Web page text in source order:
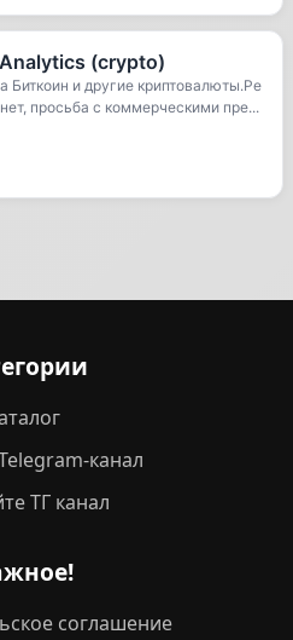
(crypto)
Биткоин и другие криптовалюты.Ре
просьба с коммерческими пре...
канал
ТГ канал
соглашение